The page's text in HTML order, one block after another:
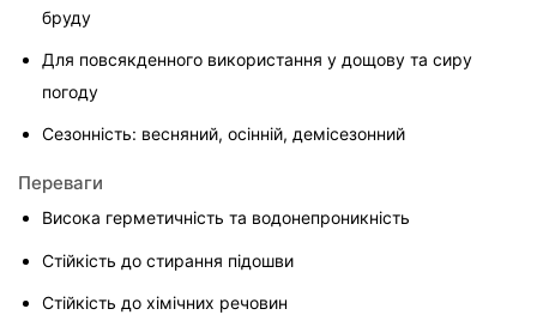
бруду
Для повсякденного використання у дощову та сиру
погоду
Сезонність: весняний, осінній, демісезонний
Переваги
Висока герметичність та водонепроникність
Стійкість до стирання підошви
Стійкість до хімічних речовин